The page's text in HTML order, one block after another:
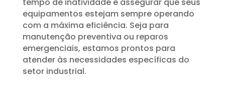
equipamentos estejam sempre operando
com a máxima eficiência. Seja para
manutenção preventiva ou reparos
emergenciais, estamos prontos para
atender às necessidades específicas do
setor industrial.